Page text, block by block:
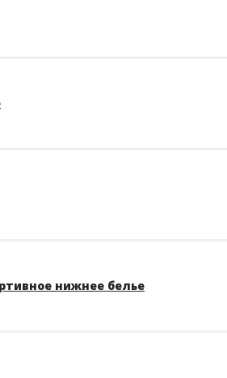
нижнее белье